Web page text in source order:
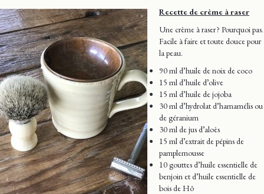
Recette de crème à raser
Une crème à raser ? Pourquoi pas.
Facile à faire et toute douce pour
la peau.
90 ml d’huile de noix de coco
15 ml d’huile d’olive
15 ml d’huile de jojoba
30 ml d’hydrolat d’hamamélis ou
de géranium
30 ml de jus d’aloès
15 ml d’extrait de pépins de
pamplemousse
10 gouttes d’huile essentielle de
benjoin et d’huile essentielle de
bois de Hô